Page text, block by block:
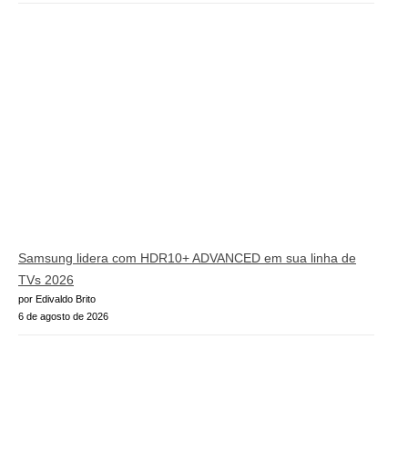
Samsung lidera com HDR10+ ADVANCED em sua linha de
TVs 2026
por Edivaldo Brito
6 de agosto de 2026